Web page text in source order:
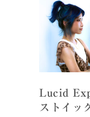
Lucid
ストイッ